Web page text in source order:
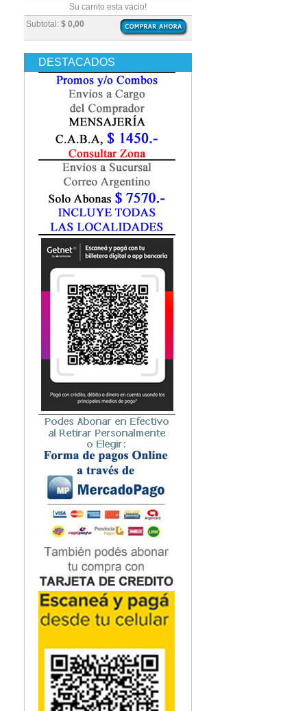
Embriología
Enfermería
Epidemiología
Farmacia / Farmacología
Fisiatría / Kinesiología
Fisiología / Fisiopatología
Fonoaudiología
Gastroenterología
Geriatría
Ginecología / Obstetricia
Hematología
Histología
Homeopatía
Infectología
Inmunología
Instrumentación Quirurgica
Medicina del Deporte / Rehabilitación
Medicina Emergencias / Urgencias
Medicina Forense / Legal
Medicina General
Medicina Interna
Microbiología
Nefrología
Neonatología / Pediatría
Neumología
Neuroanatomía / Neurociencia
Neurocirugía
Neurología
Nutrición
Odontología
Oftalmología
Oncología / Cuidados Paliativos
Ortopedía / Traumatología
Osteopatía
Otorrinolaringología
Podología
Psicología
Psiquiatría
Química
Subtotal: $ 0,00
Su carrito esta vacio!
DESTACADOS